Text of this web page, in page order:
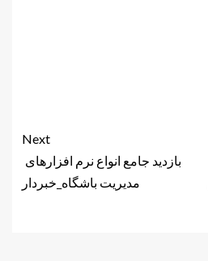
Next
بازدید جامع انواع نرم افزارهای
مدیریت باشگاه_خبردار